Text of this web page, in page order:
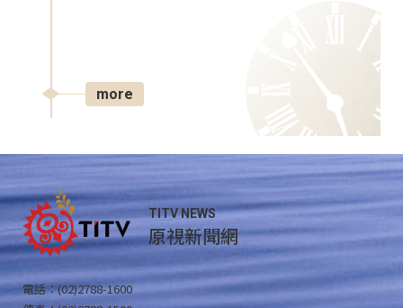
more
TITV NEWS
原視新聞網
電話：(02)2788-1600